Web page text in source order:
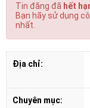
Tin đăng đã hết
Bạn hãy sử dụng
nhất.
Địa chỉ:
Chuyên mục: